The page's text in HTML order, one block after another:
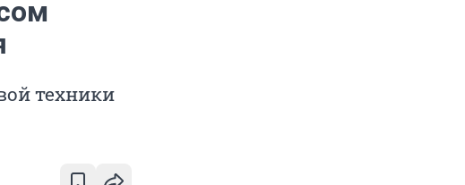
техники